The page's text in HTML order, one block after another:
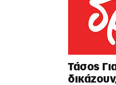
Τάσος